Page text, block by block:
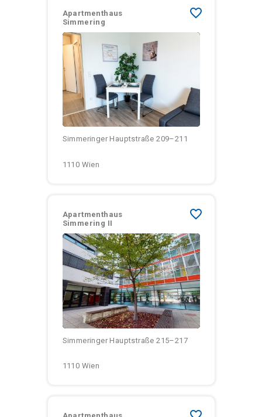
Apartmenthaus
Simmering
favorite_border
Größen:
Monatliche Kosten:
Simmeringer Hauptstraße 209–211
1110 Wien
Apartmenthaus
Simmering II
favorite_border
Größen:
Monatliche Kosten:
Simmeringer Hauptstraße 215–217
1110 Wien